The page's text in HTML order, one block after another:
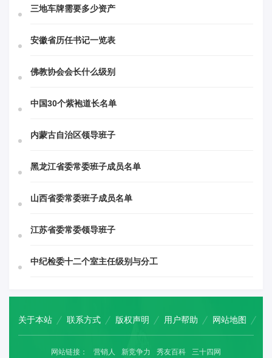
三地车牌需要多少资产
安徽省历任书记一览表
佛教协会会长什么级别
中国30个紫袍道长名单
内蒙古自治区领导班子
黑龙江省委常委班子成员名单
山西省委常委班子成员名单
江苏省委常委领导班子
中纪检委十二个室主任级别与分工
关于本站 联系方式 版权声明 用户帮助 网站地图
网站链接： 营销人 新竞争力 秀友百科 三十四网